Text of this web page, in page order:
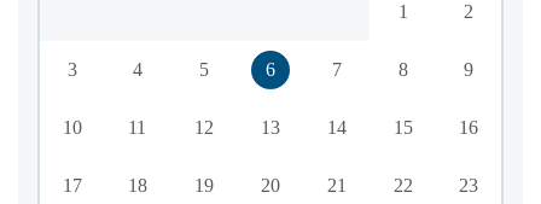
1 2
3 4 5 6 7 8 9
10 11 12 13 14 15 16
17 18 19 20 21 22 23